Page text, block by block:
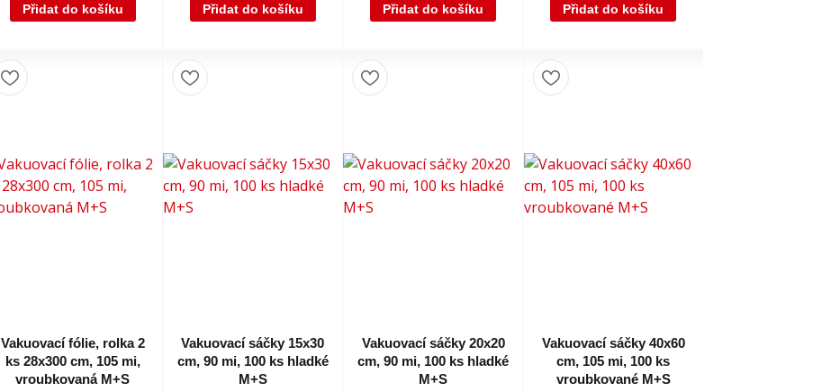
Přidat do košíku Přidat do košíku Přidat do košíku Přidat do košíku
Vakuovací fólie, rolka 2
ks 28x300 cm, 105 mi,
vroubkovaná M+S
Vakuovací sáčky 15x30
cm, 90 mi, 100 ks hladké
M+S
Vakuovací sáčky 20x20
cm, 90 mi, 100 ks hladké
M+S
Vakuovací sáčky 40x60
cm, 105 mi, 100 ks
vroubkované M+S